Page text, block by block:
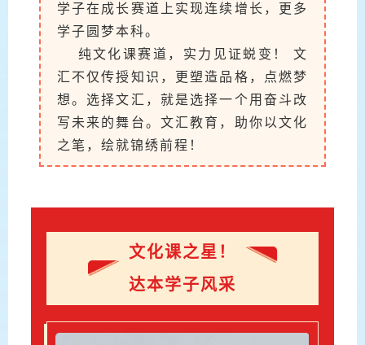
学子在成长赛道上实现连续增长，更多
学子圆梦本科。
纯文化课赛道，实力见证蜕变！ 文
汇不仅传授知识，更塑造品格，点燃梦
想。选择文汇，就是选择一个用奋斗改
写未来的舞台。文汇教育，助你以文化
之笔，绘就锦绣前程！
文化课之星！
达本学子风采